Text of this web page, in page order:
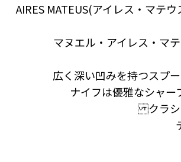
AIRES MATEUS(アイレス・マテ
マヌエル・アイレス・マ
広く深い凹みを持つスプ
ナイフは優雅なシャー
クラシ